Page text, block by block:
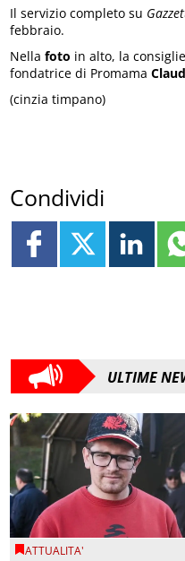
Il servizio completo su
febbraio.
Nellafoto in alto, la
fondatrice di Promama
(cinzia timpano)
Condividi
ULTIME
ATTUALITA'